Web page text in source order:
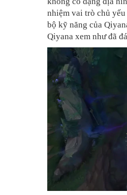
nhiệm vai trò chủ
bộ kỹ năng của
Qiyana xem như đã